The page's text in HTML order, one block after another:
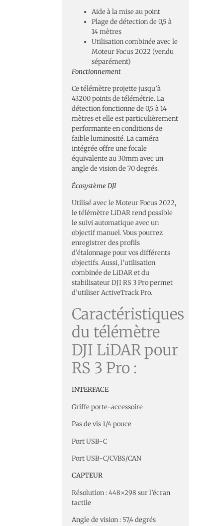
Aide à la mise au point
Plage de détection de 0,5 à
14 mètres
Utilisation combinée avec le
Moteur Focus 2022 (vendu
séparément)
Fonctionnement
Ce télémètre projette jusqu’à
43200 points de télémétrie. La
détection fonctionne de 0,5 à 14
mètres et elle est particulièrement
performante en conditions de
faible luminosité. La caméra
intégrée offre une focale
équivalente au 30mm avec un
angle de vision de 70 degrés.
Écosystème DJI
Utilisé avec le Moteur Focus 2022,
le télémètre LiDAR rend possible
le suivi automatique avec un
objectif manuel. Vous pourrez
enregistrer des profils
d’étalonnage pour vos différents
objectifs. Aussi, l’utilisation
combinée de LiDAR et du
stabilisateur DJI RS 3 Pro permet
d’utiliser ActiveTrack Pro.
Caractéristiques
du télémètre
DJI LiDAR pour
RS 3 Pro :
INTERFACE
Griffe porte-accessoire
Pas de vis 1/4 pouce
Port USB-C
Port USB-C/CVBS/CAN
CAPTEUR
Résolution : 448×298 sur l’écran
tactile
Angle de vision : 57,4 degrés